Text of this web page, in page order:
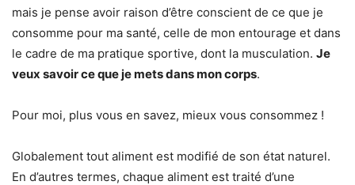
mais je pense avoir raison d’être conscient de ce que je
consomme pour ma santé, celle de mon entourage et dans
le cadre de ma pratique sportive, dont la musculation. Je
veux savoir ce que je mets dans mon corps.
Pour moi, plus vous en savez, mieux vous consommez !
Globalement tout aliment est modifié de son état naturel.
En d’autres termes, chaque aliment est traité d’une